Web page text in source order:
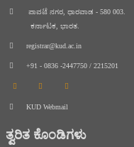
ಪಾವಟೆ ನಗರ, ಧಾರವಾಡ - 580 003.
ಕರ್ನಾಟಕ, ಭಾರತ.
registrar@kud.ac.in
+91 - 0836 -2447750 / 2215201
KUD Webmail
ತ್ವರಿತ ಕೊಂಡಿಗಳು